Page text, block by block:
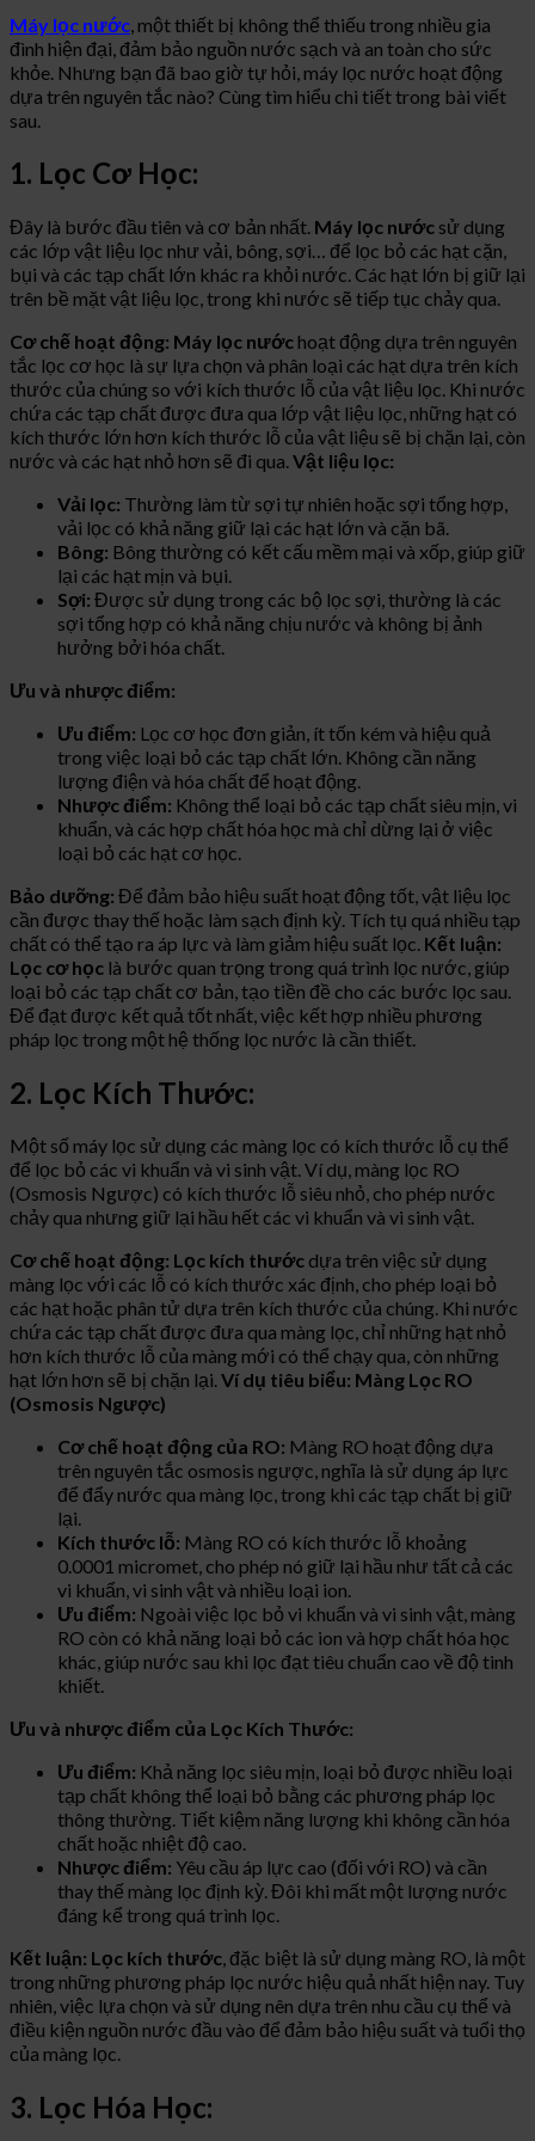
Máy lọc nước, một thiết bị không thể thiếu trong nhiều gia
đình hiện đại, đảm bảo nguồn nước sạch và an toàn cho sức
khỏe. Nhưng bạn đã bao giờ tự hỏi, máy lọc nước hoạt động
dựa trên nguyên tắc nào? Cùng tìm hiểu chi tiết trong bài viết
sau.
1. Lọc Cơ Học:
Đây là bước đầu tiên và cơ bản nhất. Máy lọc nước sử dụng
các lớp vật liệu lọc như vải, bông, sợi… để lọc bỏ các hạt cặn,
bụi và các tạp chất lớn khác ra khỏi nước. Các hạt lớn bị giữ lại
trên bề mặt vật liệu lọc, trong khi nước sẽ tiếp tục chảy qua.
Cơ chế hoạt động: Máy lọc nước hoạt động dựa trên nguyên
tắc lọc cơ học là sự lựa chọn và phân loại các hạt dựa trên kích
thước của chúng so với kích thước lỗ của vật liệu lọc. Khi nước
chứa các tạp chất được đưa qua lớp vật liệu lọc, những hạt có
kích thước lớn hơn kích thước lỗ của vật liệu sẽ bị chặn lại, còn
nước và các hạt nhỏ hơn sẽ đi qua. Vật liệu lọc:
Vải lọc: Thường làm từ sợi tự nhiên hoặc sợi tổng hợp,
vải lọc có khả năng giữ lại các hạt lớn và cặn bã.
Bông: Bông thường có kết cấu mềm mại và xốp, giúp giữ
lại các hạt mịn và bụi.
Sợi: Được sử dụng trong các bộ lọc sợi, thường là các
sợi tổng hợp có khả năng chịu nước và không bị ảnh
hưởng bởi hóa chất.
Ưu và nhược điểm:
Ưu điểm: Lọc cơ học đơn giản, ít tốn kém và hiệu quả
trong việc loại bỏ các tạp chất lớn. Không cần năng
lượng điện và hóa chất để hoạt động.
Nhược điểm: Không thể loại bỏ các tạp chất siêu mịn, vi
khuẩn, và các hợp chất hóa học mà chỉ dừng lại ở việc
loại bỏ các hạt cơ học.
Bảo dưỡng: Để đảm bảo hiệu suất hoạt động tốt, vật liệu lọc
cần được thay thế hoặc làm sạch định kỳ. Tích tụ quá nhiều tạp
chất có thể tạo ra áp lực và làm giảm hiệu suất lọc. Kết luận:
Lọc cơ học là bước quan trọng trong quá trình lọc nước, giúp
loại bỏ các tạp chất cơ bản, tạo tiền đề cho các bước lọc sau.
Để đạt được kết quả tốt nhất, việc kết hợp nhiều phương
pháp lọc trong một hệ thống lọc nước là cần thiết.
2. Lọc Kích Thước:
Một số máy lọc sử dụng các màng lọc có kích thước lỗ cụ thể
để lọc bỏ các vi khuẩn và vi sinh vật. Ví dụ, màng lọc RO
(Osmosis Ngược) có kích thước lỗ siêu nhỏ, cho phép nước
chảy qua nhưng giữ lại hầu hết các vi khuẩn và vi sinh vật.
Cơ chế hoạt động: Lọc kích thước dựa trên việc sử dụng
màng lọc với các lỗ có kích thước xác định, cho phép loại bỏ
các hạt hoặc phân tử dựa trên kích thước của chúng. Khi nước
chứa các tạp chất được đưa qua màng lọc, chỉ những hạt nhỏ
hơn kích thước lỗ của màng mới có thể chạy qua, còn những
hạt lớn hơn sẽ bị chặn lại.Ví dụ tiêu biểu: Màng Lọc RO
(Osmosis Ngược)
Cơ chế hoạt động của RO: Màng RO hoạt động dựa
trên nguyên tắc osmosis ngược, nghĩa là sử dụng áp lực
để đẩy nước qua màng lọc, trong khi các tạp chất bị giữ
lại.
Kích thước lỗ: Màng RO có kích thước lỗ khoảng
0.0001 micromet, cho phép nó giữ lại hầu như tất cả các
vi khuẩn, vi sinh vật và nhiều loại ion.
Ưu điểm: Ngoài việc lọc bỏ vi khuẩn và vi sinh vật, màng
RO còn có khả năng loại bỏ các ion và hợp chất hóa học
khác, giúp nước sau khi lọc đạt tiêu chuẩn cao về độ tinh
khiết.
Ưu và nhược điểm của Lọc Kích Thước:
Ưu điểm: Khả năng lọc siêu mịn, loại bỏ được nhiều loại
tạp chất không thể loại bỏ bằng các phương pháp lọc
thông thường. Tiết kiệm năng lượng khi không cần hóa
chất hoặc nhiệt độ cao.
Nhược điểm: Yêu cầu áp lực cao (đối với RO) và cần
thay thế màng lọc định kỳ. Đôi khi mất một lượng nước
đáng kể trong quá trình lọc.
Kết luận: Lọc kích thước, đặc biệt là sử dụng màng RO, là một
trong những phương pháp lọc nước hiệu quả nhất hiện nay. Tuy
nhiên, việc lựa chọn và sử dụng nên dựa trên nhu cầu cụ thể và
điều kiện nguồn nước đầu vào để đảm bảo hiệu suất và tuổi thọ
của màng lọc.
3. Lọc Hóa Học: